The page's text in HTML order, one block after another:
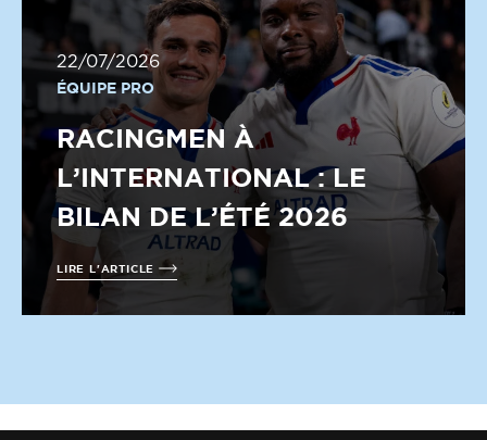
22/07/2026
ÉQUIPE PRO
RACINGMEN À
L’INTERNATIONAL : LE
BILAN DE L’ÉTÉ 2026
LIRE L'ARTICLE